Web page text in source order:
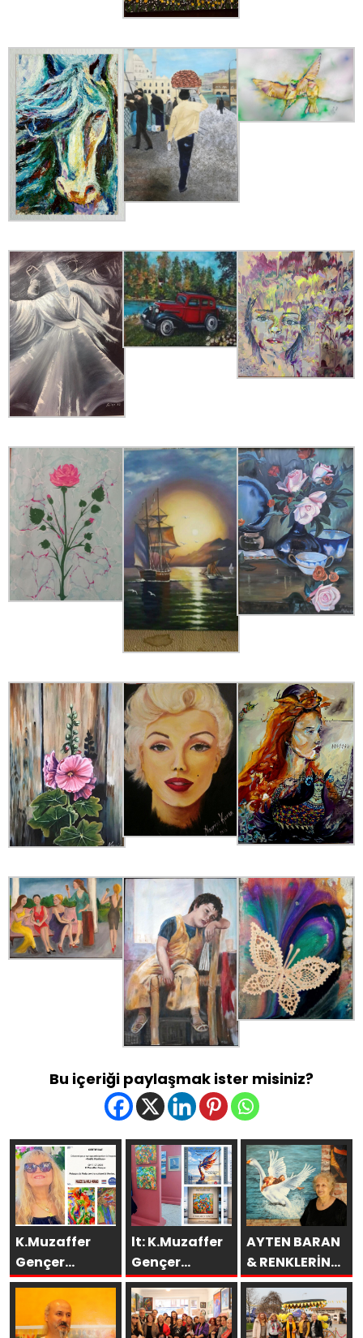
Bu içeriği paylaşmak ister misiniz?
K.Muzaffer
Gençer
Eserleri
İtalya’da
lt: K.Muzaffer
Gençer
Esenboğa TAV
Galeri’de
SAKÜDER İle
AYTEN BARAN
& RENKLERİN
DİLİ